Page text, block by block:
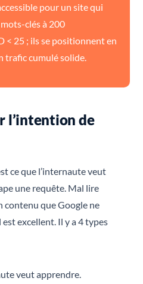
pour un site qui
clés à 200
< 25 ; ils se positionnent en
trafic cumulé solide.
l’intention de
ce que l’internaute veut
une requête. Mal lire
contenu que Google ne
est excellent. Il y a 4 types
veut apprendre.